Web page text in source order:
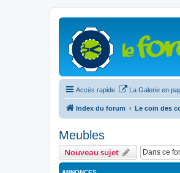
Accès rapide La Galerie en
Index du forum Le coin des
Meubles
Nouveau sujet